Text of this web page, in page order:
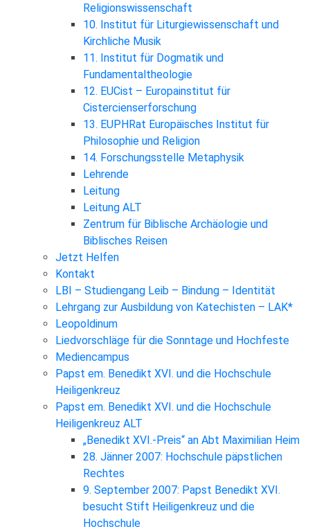
Religionswissenschaft
10. Institut für Liturgiewissenschaft und
Kirchliche Musik
11. Institut für Dogmatik und
Fundamentaltheologie
12. EUCist – Europainstitut für
Cistercienserforschung
13. EUPHRat Europäisches Institut für
Philosophie und Religion
14. Forschungsstelle Metaphysik
Lehrende
Leitung
Leitung ALT
Zentrum für Biblische Archäologie und
Biblisches Reisen
Jetzt Helfen
Kontakt
LBI – Studiengang Leib – Bindung – Identität
Lehrgang zur Ausbildung von Katechisten – LAK*
Leopoldinum
Liedvorschläge für die Sonntage und Hochfeste
Mediencampus
Papst em. Benedikt XVI. und die Hochschule
Heiligenkreuz
Papst em. Benedikt XVI. und die Hochschule
Heiligenkreuz ALT
„Benedikt XVI.-Preis“ an Abt Maximilian Heim
28. Jänner 2007: Hochschule päpstlichen
Rechtes
9. September 2007: Papst Benedikt XVI.
besucht Stift Heiligenkreuz und die
Hochschule